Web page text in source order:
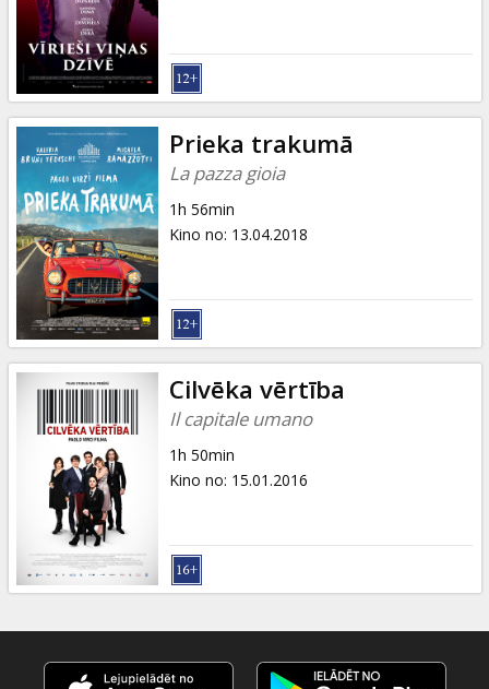
Prieka trakumā
La pazza gioia
1h 56min
Kino no: 13.04.2018
Cilvēka vērtība
Il capitale umano
1h 50min
Kino no: 15.01.2016